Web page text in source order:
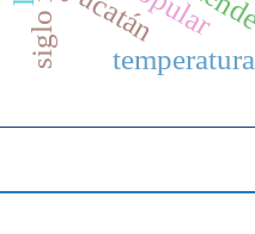
siglo xx temperatura